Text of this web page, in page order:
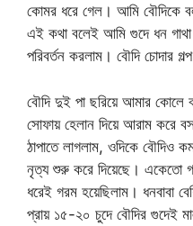
কোমর ধরে গেল। আমি বৌদিকে
এই কথা বলেই আমি গুদে ধন
পরিবর্তন করলাম। বৌদি চোদার গল্প
বৌদি দুই পা ছরিয়ে আমার
সোফায় হেলান দিয়ে আরাম করে
ঠাপাতে লাগলাম, ওদিকে বৌদিও
নৃত্য শুরু করে দিয়েছে। একেতো
ধরেই গরম হয়েছিলাম। ধনবাবা
প্রায় ১৫-২০ চুদে বৌদির গুদেই